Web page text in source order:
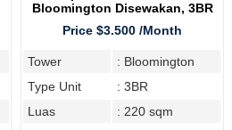
Bloomington Disewakan, 3BR
Price $3.500 /Month
Tower
: Bloomington
Type Unit
: 3BR
Luas
: 220 sqm